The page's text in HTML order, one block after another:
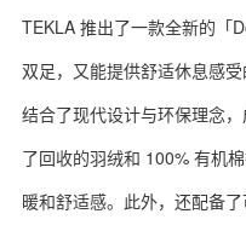
TEKLA 推出了一款全新的「
双足，又能提供舒适休息感
结合了现代设计与环保理念
了回收的羽绒和 100% 有机
暖和舒适感。此外，还配备